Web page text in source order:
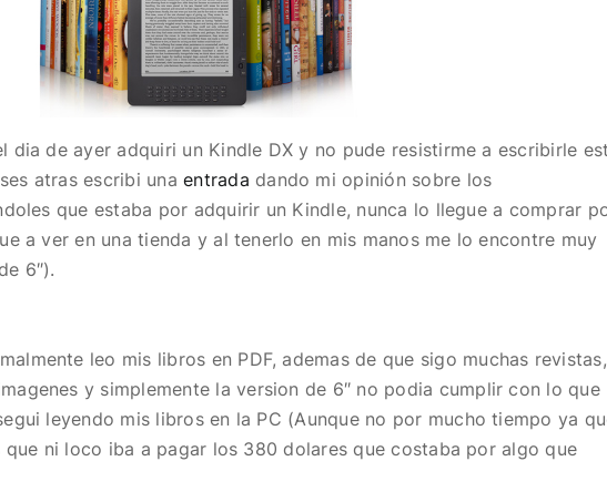
dia de ayer adquiri un Kindle DX y no pude resistirme a escribirle
atras escribi unaentrada dando mi opinión sobre los
que estaba por adquirir un Kindle, nunca lo llegue a comprar
a ver en una tienda y al tenerlo en mis manos me lo encontre muy
6″).
leo mis libros en PDF, ademas de que sigo muchas revistas,
y simplemente la version de 6″ no podia cumplir con lo que
leyendo mis libros en la PC (Aunque no por mucho tiempo ya
ni loco iba a pagar los 380 dolares que costaba por algo que